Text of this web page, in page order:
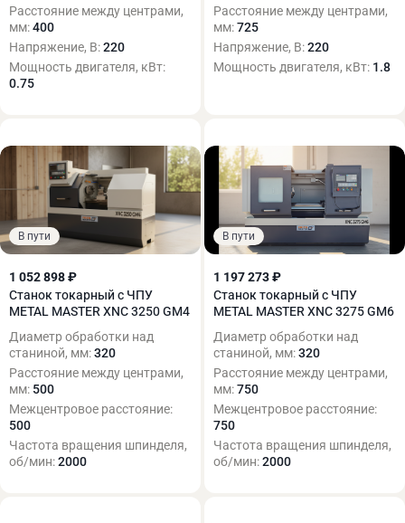
Расстояние между центрами,
мм:400
Напряжение, В:220
Мощность двигателя, кВт:
0.75
Расстояние между центрами,
мм:725
Напряжение, В:220
Мощность двигателя, кВт: 1.8
В пути
1 052 898 ₽
Станок токарный с ЧПУ
METAL MASTER XNC 3250 GM4
Диаметр обработки над
станиной, мм:320
Расстояние между центрами,
мм: 500
Межцентровое расстояние:
500
Частота вращения шпинделя,
об/мин:2000
В пути
1 197 273 ₽
Станок токарный с ЧПУ
METAL MASTER XNC 3275 GM6
Диаметр обработки над
станиной, мм:320
Расстояние между центрами,
мм:750
Межцентровое расстояние:
750
Частота вращения шпинделя,
об/мин:2000